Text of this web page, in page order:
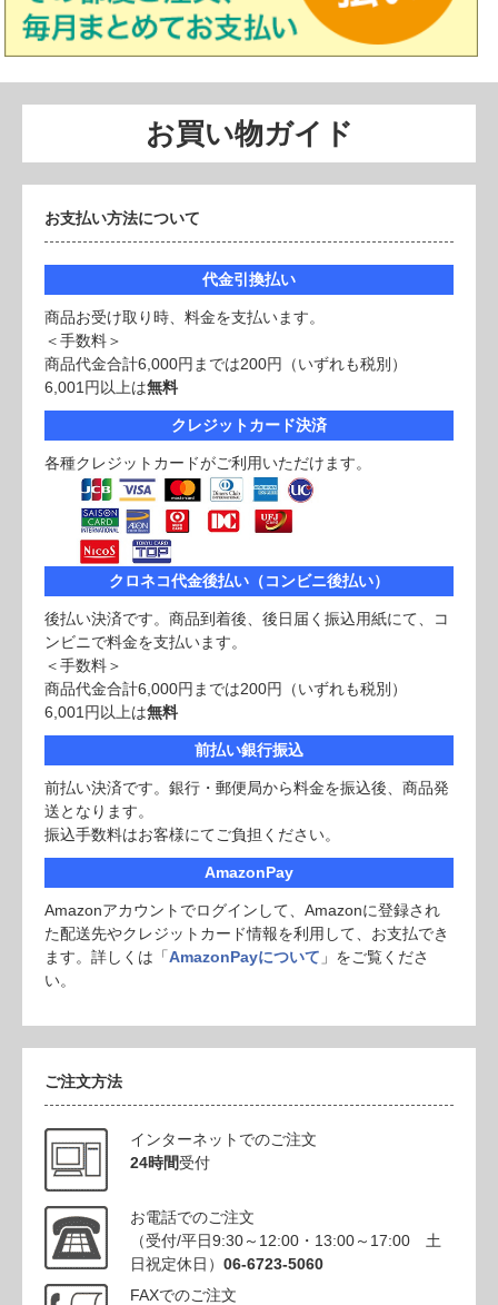
お買い物ガイド
お支払い方法について
代金引換払い
商品お受け取り時、料金を支払います。
＜手数料＞
商品代金合計6,000円までは200円（いずれも税別）
6,001円以上は無料
クレジットカード決済
各種クレジットカードがご利用いただけます。
クロネコ代金後払い（コンビニ後払い）
後払い決済です。商品到着後、後日届く振込用紙にて、コ
ンビニで料金を支払います。
＜手数料＞
商品代金合計6,000円までは200円（いずれも税別）
6,001円以上は無料
前払い銀行振込
前払い決済です。銀行・郵便局から料金を振込後、商品発
送となります。
振込手数料はお客様にてご負担ください。
AmazonPay
Amazonアカウントでログインして、Amazonに登録され
た配送先やクレジットカード情報を利用して、お支払でき
ます。詳しくは「AmazonPayについて 」をご覧くださ
い。
ご注文方法
インターネットでのご注文
24時間受付
お電話でのご注文
（受付/平日9:30～12:00・13:00～17:00 土
日祝定休日） 06-6723-5060
FAXでのご注文